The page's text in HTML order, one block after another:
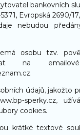
bankovních
Evropská 2690/
nebudou
osobu tzv.
na
údajů, jakožto
sperky.cz,
cookies.
krátké textové